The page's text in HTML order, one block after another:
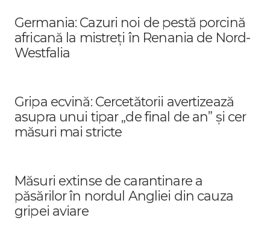
Germania: Cazuri noi de pestă porcină
africană la mistreți în Renania de Nord-
Westfalia
Gripa ecvină: Cercetătorii avertizează
asupra unui tipar „de final de an” și cer
măsuri mai stricte
Măsuri extinse de carantinare a
păsărilor în nordul Angliei din cauza
gripei aviare